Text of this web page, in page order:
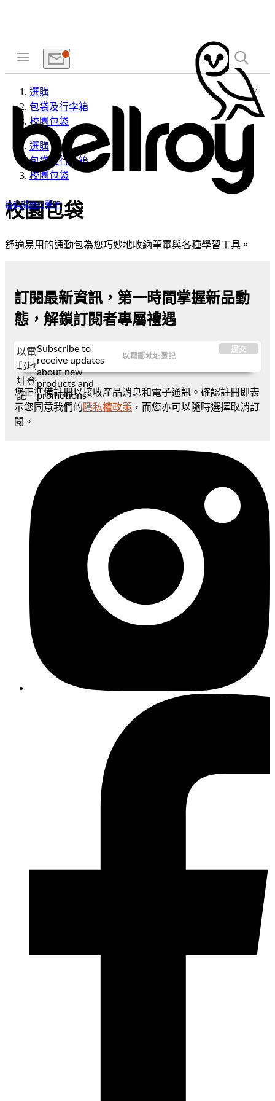
無障礙網頁聲明
選購
包袋及行李箱
校園包袋
選購
包袋及行李箱
校園包袋
校園包袋
舒適易用的通勤包為您巧妙地收納筆電與各種學習工具。
訂閱最新資訊，第一時間掌握新品動
態，解鎖訂閱者專屬禮遇
以電
郵地
址登
記
Subscribe to
receive updates
about new
products and
promotions
提交
您正準備註冊以接收產品消息和電子通訊。確認註冊即表
示您同意我們的 隱私權政策 ，而您亦可以隨時選擇取消訂
閱。